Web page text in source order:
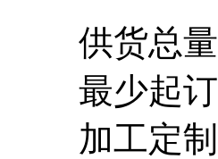
供货总量
最少起订
加工定制